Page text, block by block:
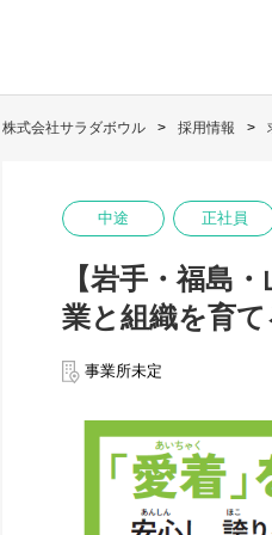
株式会社サラダボウル 採用情報
中途 正社員
【岩手・福島
業と組織を育
事業所未定